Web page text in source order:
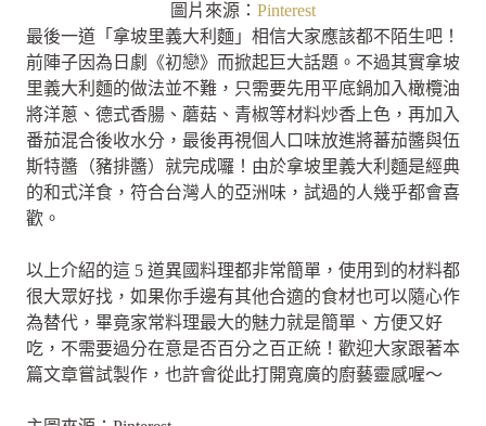
圖片來源： Pinterest
最後一道「拿坡里義大利麵」相信大家應該都不陌生吧！
前陣子因為日劇《初戀》而掀起巨大話題。不過其實拿坡
里義大利麵的做法並不難，只需要先用平底鍋加入橄欖油
將洋蔥、德式香腸、蘑菇、青椒等材料炒香上色，再加入
番茄混合後收水分，最後再視個人口味放進將蕃茄醬與伍
斯特醬（豬排醬）就完成囉！由於拿坡里義大利麵是經典
的和式洋食，符合台灣人的亞洲味，試過的人幾乎都會喜
歡。
以上介紹的這 5 道異國料理都非常簡單，使用到的材料都
很大眾好找，如果你手邊有其他合適的食材也可以隨心作
為替代，畢竟家常料理最大的魅力就是簡單、方便又好
吃，不需要過分在意是否百分之百正統！歡迎大家跟著本
篇文章嘗試製作，也許會從此打開寬廣的廚藝靈感喔～